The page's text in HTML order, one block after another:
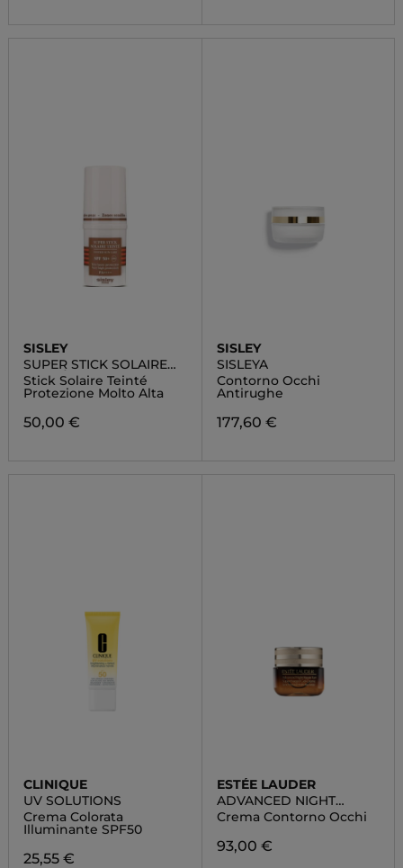
SISLEY
SUPER STICK SOLAIRE
TEINTÉ SPF 50+
Stick Solaire Teinté
Protezione Molto Alta
50,00 €
SISLEY
SISLEYA
Contorno Occhi
Antirughe
177,60 €
CLINIQUE
UV SOLUTIONS
Crema Colorata
Illuminante SPF50
25,55 €
ESTÉE LAUDER
ADVANCED NIGHT
REPAIR EYE GEL CREAM
Crema Contorno Occhi
93,00 €